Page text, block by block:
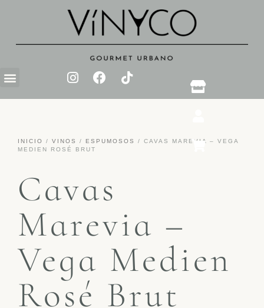
INICIO / VINOS / ESPUMOSOS
/ CAVAS MAREVIA – VEGA
MEDIEN ROSÉ BRUT
Cavas
Marevia –
Vega Medien
Rosé Brut